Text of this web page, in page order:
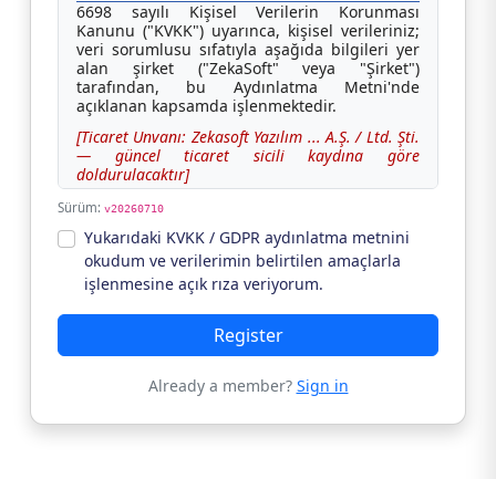
6698 sayılı Kişisel Verilerin Korunması
Kanunu ("KVKK") uyarınca, kişisel verileriniz;
veri sorumlusu sıfatıyla aşağıda bilgileri yer
alan şirket ("ZekaSoft" veya "Şirket")
tarafından, bu Aydınlatma Metni'nde
açıklanan kapsamda işlenmektedir.
[Ticaret Unvanı: Zekasoft Yazılım ... A.Ş. / Ltd. Şti.
— güncel ticaret sicili kaydına göre
doldurulacaktır]
[Mersis No: ..........................]
[Vergi Dairesi / Vergi No: ..........................]
[Ticaret Sicil No: ..........................]
Adres: Çankaya, Ankara, Türkiye [tam adres
eklenecektir]
zekasoft@zekasoft.com.tr
Telefon: +90 553 561 14 44
Sürüm: v20260710
Yukarıdaki KVKK / GDPR aydınlatma metnini
okudum ve verilerimin belirtilen amaçlarla
işlenmesine açık rıza veriyorum.
Register
Already a member? Sign in